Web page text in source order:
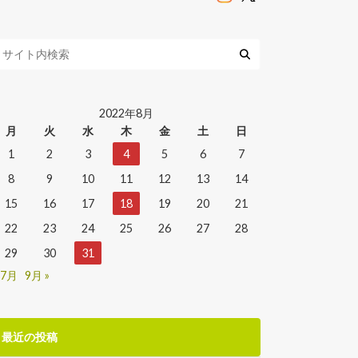
2022年8月
月
火 水 木 金 土
日
1
2 3 4 5 6
7
8
9 10 11 12 13
14
15
16 17 18 19 20
21
22
23 24 25 26 27
28
29
30
31
月
9月 »
最近の投稿